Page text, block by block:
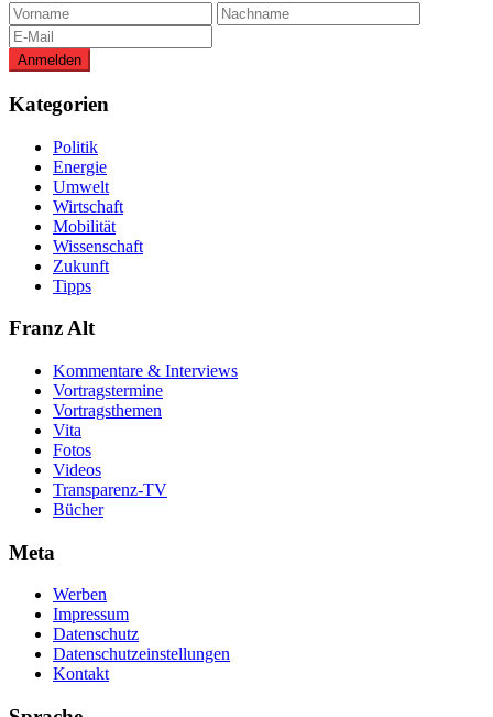
Kategorien
Politik
Energie
Umwelt
Wirtschaft
Mobilität
Wissenschaft
Zukunft
Tipps
Franz Alt
Kommentare & Interviews
Vortragstermine
Vortragsthemen
Vita
Fotos
Videos
Transparenz-TV
Bücher
Meta
Werben
Impressum
Datenschutz
Datenschutzeinstellungen
Kontakt